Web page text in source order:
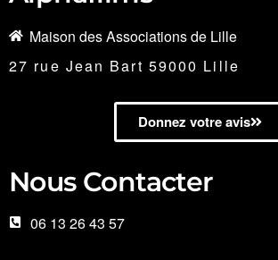
Maison des Associations de Lille
27 rue Jean Bart 59000 Lille
Donnez votre avis
Nous Contacter
06 13 26 43 57